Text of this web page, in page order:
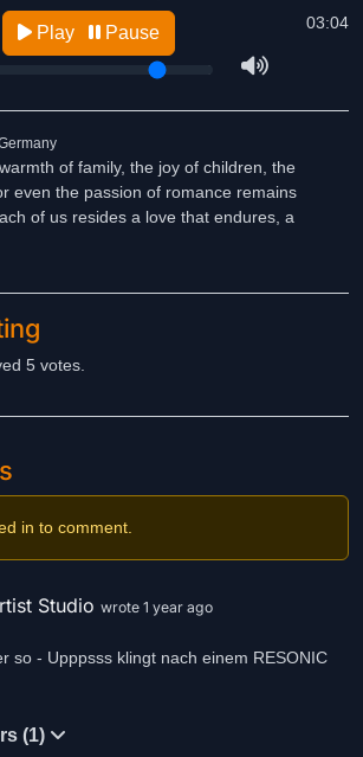
03:04
Play Pause
of family, the joy of children, the
even the passion of romance remains
of us resides a love that endures, a
5 votes.
in to comment.
Studio wrote 1 year ago
so - Upppsss klingt nach einem RESONIC
(1)